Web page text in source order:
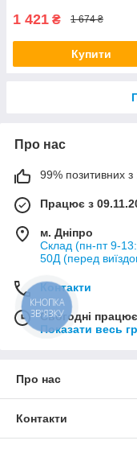
1 421 ₴ 1 674 ₴
Купити
Про нас
99% позитивних з
Працює з
м. Дніпро
Склад (пн-пт 9-
50Д (перед
Контакти
Сьогодні
Показати весь
Про нас
Контакти
КНОПКА
ЗВ'ЯЗКУ